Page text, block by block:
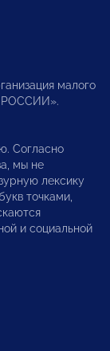
малого
РОССИИ».
Согласно
мы не
лексику
точками,
и социальной